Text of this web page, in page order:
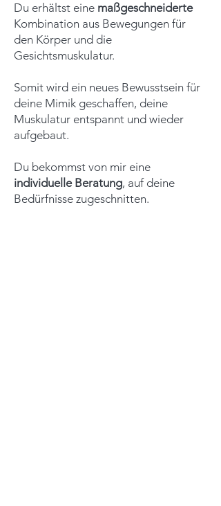
Du erhältst eine maßgeschneiderte
Kombination aus Bewegungen für
den Körper und die
Gesichtsmuskulatur.
Somit wird ein neues Bewusstsein für
deine Mimik geschaffen, deine
Muskulatur entspannt und wieder
aufgebaut.
Du bekommst von mir eine
individuelle Beratung, auf deine
Bedürfnisse zugeschnitten.